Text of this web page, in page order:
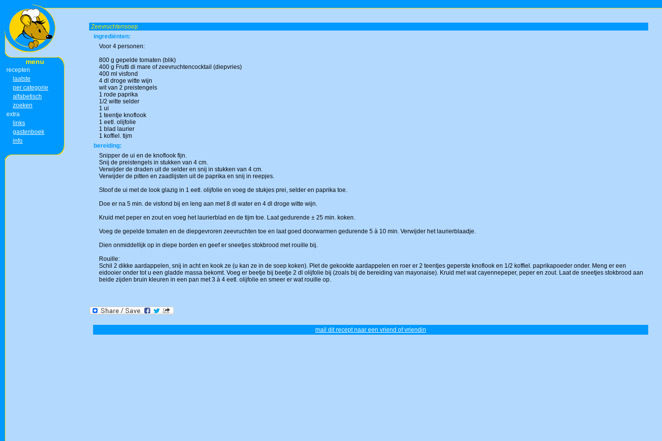
menu
recepten
laatste
per categorie
alfabetisch
zoeken
extra
links
gastenboek
info
Zeevruchtensoep
ingrediënten:
Voor 4 personen:
800 g gepelde tomaten (blik)
400 g Frutti di mare of zeevruchtencocktail (diepvries)
400 ml visfond
4 dl droge witte wijn
wit van 2 preistengels
1 rode paprika
1/2 witte selder
1 ui
1 teentje knoflook
1 eetl. olijfolie
1 blad laurier
1 koffiel. tijm
bereiding:
Snipper de ui en de knoflook fijn.
Snij de preistengels in stukken van 4 cm.
Verwijder de draden uit de selder en snij in stukken van 4 cm.
Verwijder de pitten en zaadlijsten uit de paprika en snij in reepjes.
Stoof de ui met de look glazig in 1 eetl. olijfolie en voeg de stukjes prei, selder en paprika toe.
Doe er na 5 min. de visfond bij en leng aan met 8 dl water en 4 dl droge witte wijn.
Kruid met peper en zout en voeg het laurierblad en de tijm toe. Laat gedurende ± 25 min. koken.
Voeg de gepelde tomaten en de diepgevroren zeevruchten toe en laat goed doorwarmen gedurende 5 à 10 min. Verwijder het laurierblaadje.
Dien onmiddellijk op in diepe borden en geef er sneetjes stokbrood met rouille bij.
Rouille:
Schil 2 dikke aardappelen, snij in acht en kook ze (u kan ze in de soep koken). Plet de gekookte aardappelen en roer er 2 teentjes geperste knoflook en 1/2 koffiel. paprikapoeder onder. Meng er een
eidooier onder tot u een gladde massa bekomt. Voeg er beetje bij beetje 2 dl olijfolie bij (zoals bij de bereiding van mayonaise). Kruid met wat cayennepeper, peper en zout. Laat de sneetjes stokbrood aan
beide zijden bruin kleuren in een pan met 3 à 4 eetl. olijfolie en smeer er wat rouille op.
mail dit recept naar een vriend of vriendin